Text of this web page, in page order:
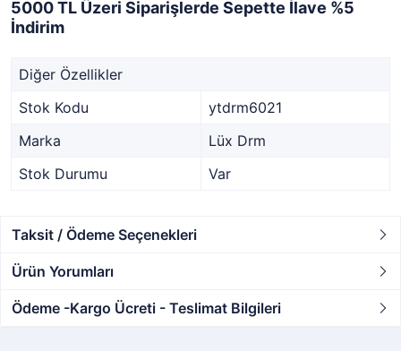
5000 TL Üzeri Siparişlerde Sepette İlave %5
İndirim
Diğer Özellikler
Stok Kodu
ytdrm6021
Marka
Lüx Drm
Stok Durumu
Var
Taksit / Ödeme Seçenekleri
Ürün Yorumları
Ödeme -Kargo Ücreti - Teslimat Bilgileri